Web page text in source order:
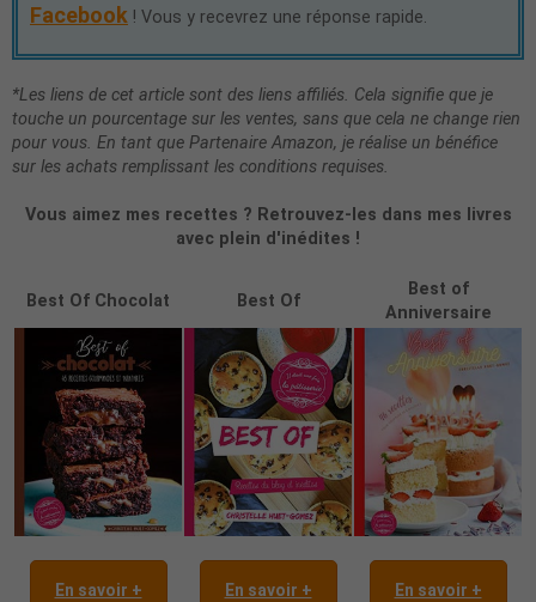
Facebook ! Vous y recevrez une réponse rapide.
*Les liens de cet article sont des liens affiliés. Cela signifie que je
touche un pourcentage sur les ventes, sans que cela ne change rien
pour vous. En tant que Partenaire Amazon, je réalise un bénéfice
sur les achats remplissant les conditions requises.
Vous aimez mes recettes ? Retrouvez-les dans mes livres
avec plein d'inédites !
Best Of Chocolat Best Of
Best of
Anniversaire
En savoir + En savoir + En savoir +